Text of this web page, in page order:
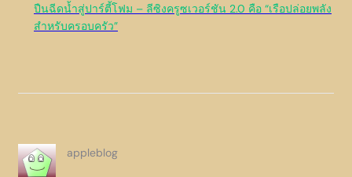
ปืนฉีดน้ำสู่ปาร์ตี้โฟม – ลีซิงครูซเวอร์ชัน 2.0 คือ “เรือปล่อยพลัง
สำหรับครอบครัว”
appleblog